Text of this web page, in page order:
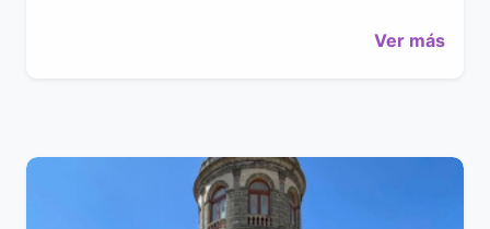
Ver más